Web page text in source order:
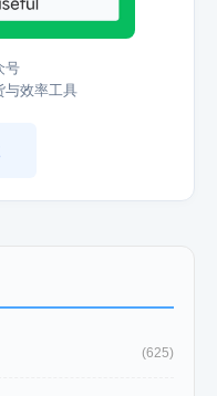
号
与效率工具
(625)